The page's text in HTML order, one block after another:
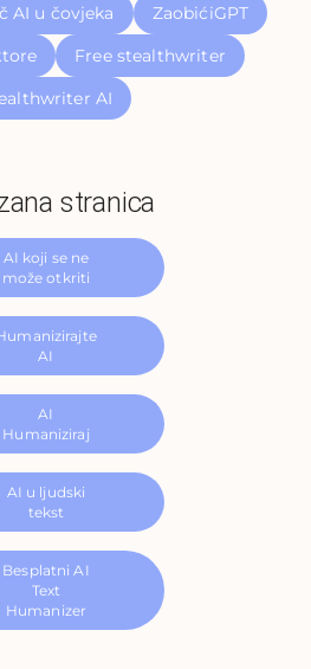
AI u čovjeka
ZaobićiGPT
Free stealthwriter
AI
stranica
AI koji se ne
može otkriti
AI
AI
Humaniziraj
AI u ljudski
tekst
Besplatni AI
Text
Humanizer